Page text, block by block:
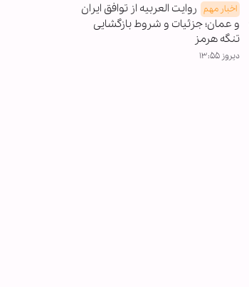
اخبار مهم روایت العربیه از توافق ایران
و عمان؛ جزئیات و شروط بازگشایی
تنگه هرمز
دیروز ۱۳:۵۵